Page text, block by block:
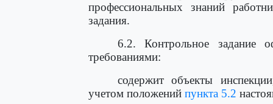
профессиональных знаний
задания.
6.2. Контрольное задание
требованиями:
содержит объекты
учетом положений пункта 5.2